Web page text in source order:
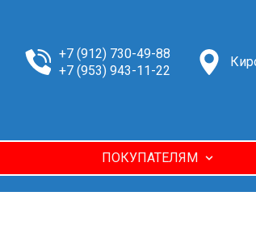
ПОКУПАТЕЛЯМ
+7 (912) 730-49-88
+7 (953) 943-11-22